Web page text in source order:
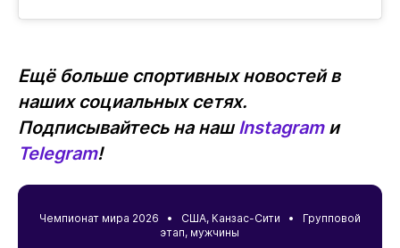
Ещё больше спортивных новостей в
наших социальных сетях.
Подписывайтесь на нашInstagramи
Telegram!
Чемпионат мира 2026 • США, Канзас-Сити • Групповой
этап, мужчины